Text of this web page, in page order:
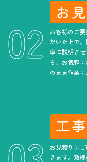
お
お客様のご
だいた上で
寧に説明さ
ら、お気軽
のまま作業
工
お見積りに
きます。熟